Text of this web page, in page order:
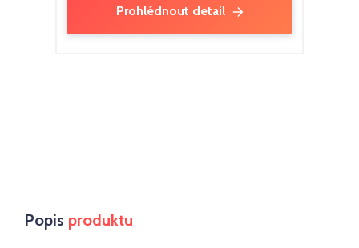
Prohlédnout detail
Popis produktu